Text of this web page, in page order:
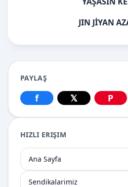
JIN JİYAN
PAYLAŞ
Facebook üzerinden
f
X üzerinden
𝕏 P
HIZLI ERIŞIM
Ana Sayfa
Sendikalarimiz